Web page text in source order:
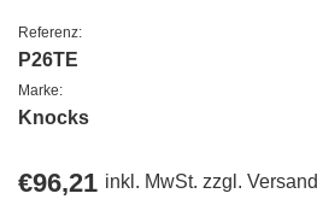
Referenz:
P26TE
Marke:
Knocks
Regulärer
€96,21 inkl. MwSt. zzgl. Versand